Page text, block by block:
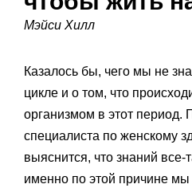
Мэйси Хилл
Казалось бы, чего мы не
цикле и о том, что
организмом в этот период.
специалиста по женскому
выяснится, что знаний
именно по этой причине мы